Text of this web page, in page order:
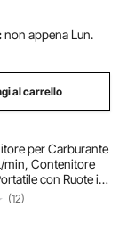
non appena Lun.
al carrello
per Carburante
min, Contenitore
con Ruote in
Manuale
per
Barca Tosaerba
(12)